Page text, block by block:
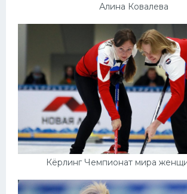
Алина Ковалева
Кёрлинг Чемпионат мира